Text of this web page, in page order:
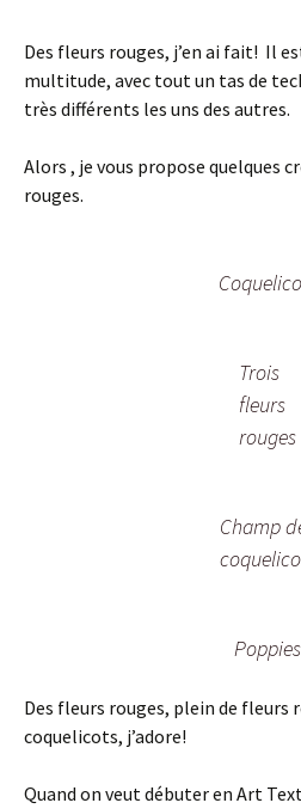
Des fleurs rouges, j’en ai fait! Il
multitude, avec tout un tas de
très différents les uns des autres.
Alors , je vous propose quelques
rouges.
Trois
fleurs
rouges
Champ
Poppies
Des fleurs rouges, plein de fleurs
coquelicots, j’adore!
Quand on veut débuter en Art